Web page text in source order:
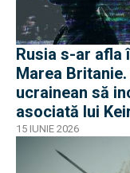
Rusia s-ar afla
Marea
ucrainean să
asociată lui
15 IUNIE 2026